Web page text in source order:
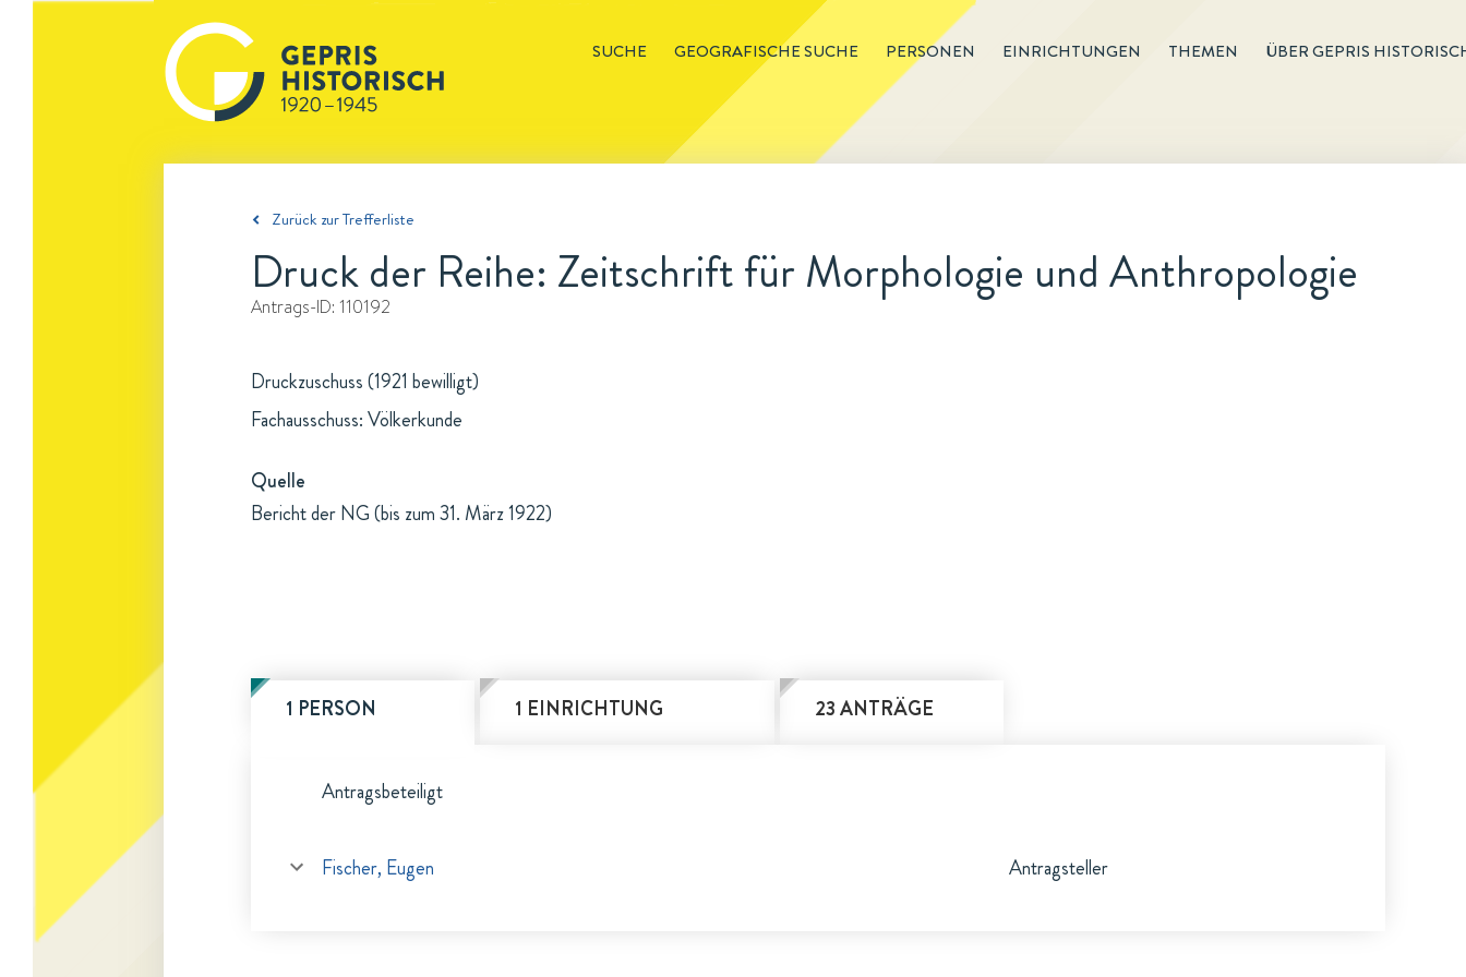
SUCHE GEOGRAFISCHE SUCHE PERSONEN EINRICHTUNGEN THEMEN ÜBER GEPRIS
Zurück zur Trefferliste
Druck der Reihe: Zeitschrift für Morphologie und Anthropologie
Antrags-ID: 110192
Druckzuschuss (1921 bewilligt)
Fachausschuss: Völkerkunde
Quelle
Bericht der NG (bis zum 31. März 1922)
1 PERSON 1 EINRICHTUNG 23 ANTRÄGE
Antragsbeteiligt
Fischer, Eugen Antragsteller